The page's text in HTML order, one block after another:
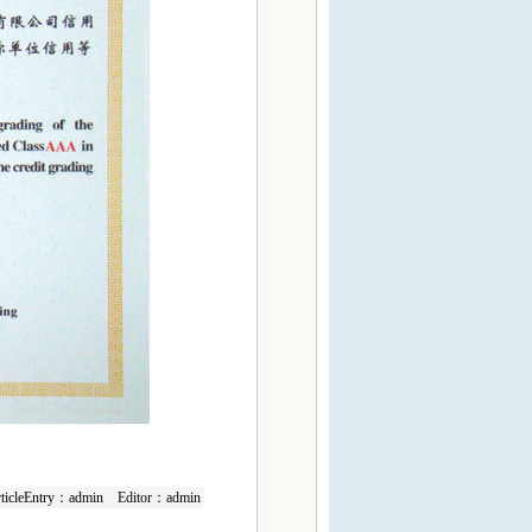
：admin Editor：admin